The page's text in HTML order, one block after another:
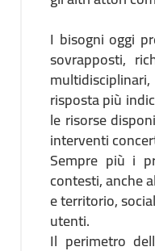
I bisogni oggi
sovrapposti,
risposta più
le risorse
interventi
Sempre più i
contesti, anche
e territorio,
utenti.
Il perimetro